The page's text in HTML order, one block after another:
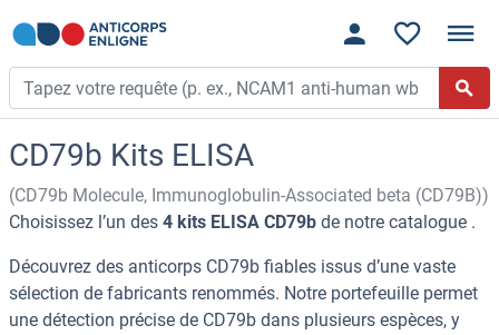
CD79b Kits ELISA
(CD79b Molecule, Immunoglobulin-Associated beta (CD79B))
Choisissez l’un des 4 kits ELISA CD79b de notre catalogue .
Découvrez des anticorps CD79b fiables issus d’une vaste
sélection de fabricants renommés. Notre portefeuille permet
une détection précise de CD79b dans plusieurs espèces, y